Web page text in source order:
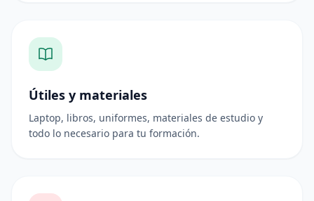
Útiles y materiales
Laptop, libros, uniformes, materiales de estudio y
todo lo necesario para tu formación.